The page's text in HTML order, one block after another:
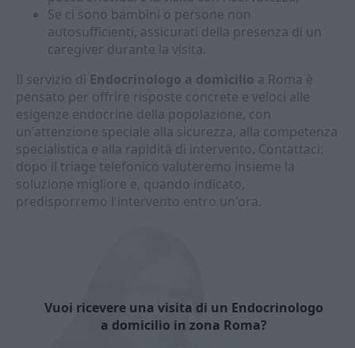
Se ci sono bambini o persone non
autosufficienti, assicurati della presenza di un
caregiver durante la visita.
Il servizio di Endocrinologo a domicilio a Roma è
pensato per offrire risposte concrete e veloci alle
esigenze endocrine della popolazione, con
un'attenzione speciale alla sicurezza, alla competenza
specialistica e alla rapidità di intervento. Contattaci:
dopo il triage telefonico valuteremo insieme la
soluzione migliore e, quando indicato,
predisporremo l'intervento entro un'ora.
Vuoi ricevere una visita di un Endocrinologo
a domicilio in zona Roma?